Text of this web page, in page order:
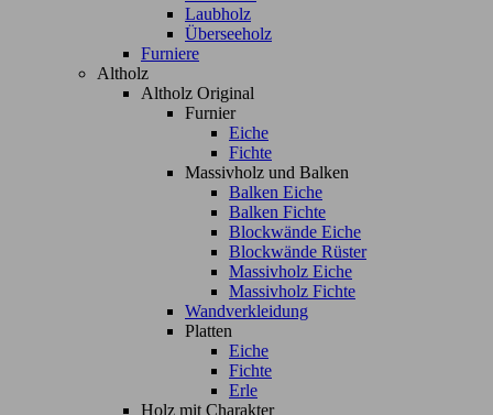
Laubholz
Überseeholz
Furniere
Altholz
Altholz Original
Furnier
Eiche
Fichte
Massivholz und Balken
Balken Eiche
Balken Fichte
Blockwände Eiche
Blockwände Rüster
Massivholz Eiche
Massivholz Fichte
Wandverkleidung
Platten
Eiche
Fichte
Erle
Holz mit Charakter